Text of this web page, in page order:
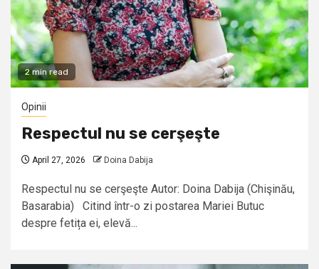
2 min read
Opinii
Respectul nu se cerşeşte
April 27, 2026 Doina Dabija
Respectul nu se cerşeşte Autor: Doina Dabija (Chişinău,
Basarabia) Citind într-o zi postarea Mariei Butuc
despre fetița ei, elevă...